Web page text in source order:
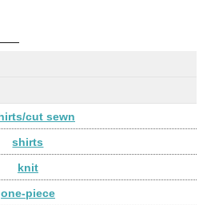
cut sewn
shirts
knit
one-piece